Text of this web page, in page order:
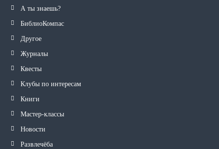
А ты знаешь?
БиблиоКомпас
Другое
Журналы
Квесты
Клубы по интересам
Книги
Мастер-классы
Новости
Развлечёба